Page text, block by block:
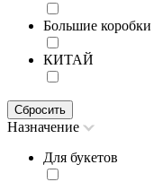
Большие коробки
КИТАЙ
Сбросить
Назначение
Для букетов